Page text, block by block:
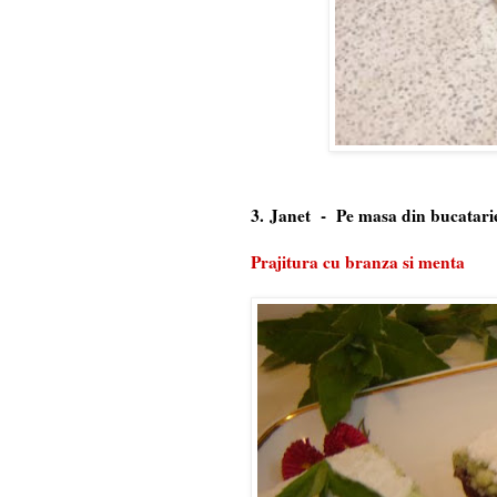
3. Janet - Pe masa din
Prajitura cu branza si menta